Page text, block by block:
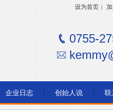
设为首页 |
0755-
企业日志 创始人说 联